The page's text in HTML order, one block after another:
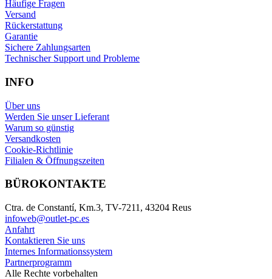
Häufige Fragen
Versand
Rückerstattung
Garantie
Sichere Zahlungsarten
Technischer Support und Probleme
INFO
Über uns
Werden Sie unser Lieferant
Warum so günstig
Versandkosten
Cookie-Richtlinie
Filialen & Öffnungszeiten
BÜROKONTAKTE
Ctra. de Constantí, Km.3, TV-7211, 43204 Reus
infoweb@outlet-pc.es
Anfahrt
Kontaktieren Sie uns
Internes Informationssystem
Partnerprogramm
Alle Rechte vorbehalten